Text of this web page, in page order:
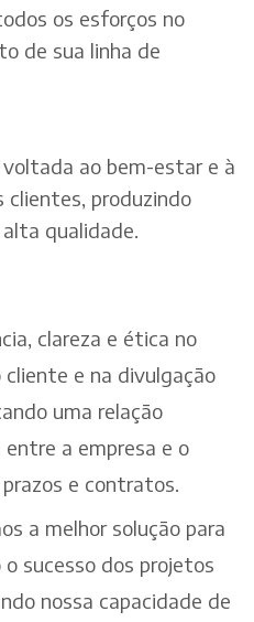
os esforços no
de sua linha de
voltada ao bem-estar e à
clientes, produzindo
qualidade.
clareza e ética no
e na divulgação
uma relação
a empresa e o
e contratos.
a melhor solução para
sucesso dos projetos
nossa capacidade de